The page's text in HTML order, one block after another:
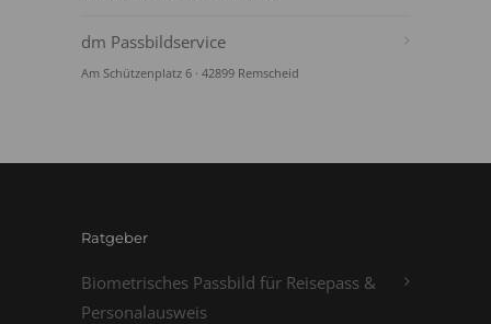
dm Passbildservice
Am Schützenplatz 6 · 42899 Remscheid
Ratgeber
Biometrisches Passbild für Reisepass &
Personalausweis